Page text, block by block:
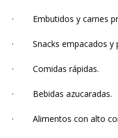
· Embutidos y carnes
· Snacks empacados y
· Comidas rápidas.
· Bebidas azucaradas.
· Alimentos con alto